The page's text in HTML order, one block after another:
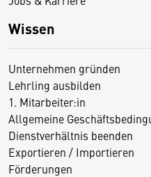
Wissen
Unternehmen gründen
Lehrling ausbilden
1. Mitarbeiter:in
Allgemeine
Dienstverhältnis beenden
Exportieren / Importieren
Förderungen